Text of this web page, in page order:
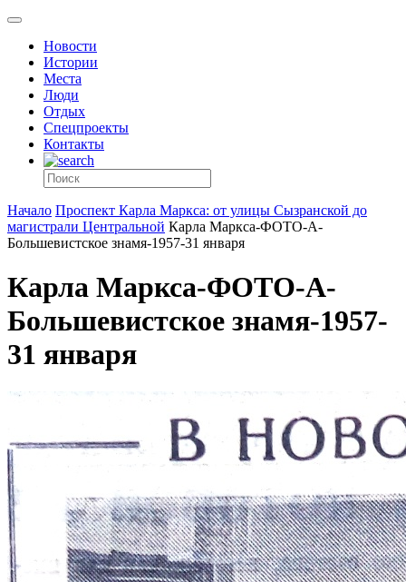
Новости
Истории
Места
Люди
Отдых
Спецпроекты
Контакты
Начало Проспект Карла Маркса: от улицы Сызранской до
магистрали Центральной Карла Маркса-ФОТО-A-
Большевистское знамя-1957-31 января
Карла Маркса-ФОТО-A-
Большевистское знамя-1957-
31 января